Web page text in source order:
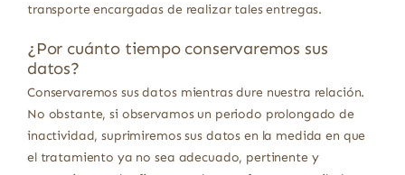
transporte encargadas de realizar tales entregas.
¿Por cuánto tiempo conservaremos sus
datos?
Conservaremos sus datos mientras dure nuestra relación.
No obstante, si observamos un periodo prolongado de
inactividad, suprimiremos sus datos en la medida en que
el tratamiento ya no sea adecuado, pertinente y